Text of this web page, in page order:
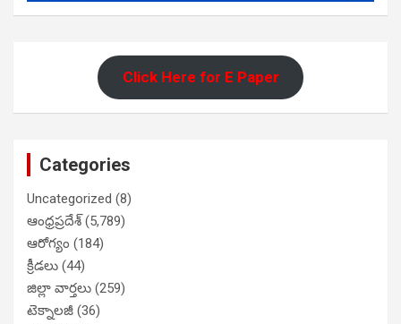
Click Here for E Paper
Categories
Uncategorized (8)
ఆంధ్రప్రదేశ్(5,789)
ఆరోగ్యం (184)
క్రీడలు (44)
జిల్లా వార్తలు (259)
టెక్నాలజీ (36)